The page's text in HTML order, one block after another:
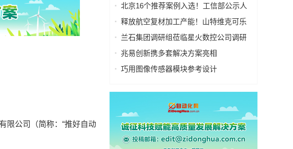
限公司（简称：“推好自动
EtherCAT、Ethernet/IP、BACnet/IP等多
种协议
技太能打！
北京16个推荐案例入选！工信部公示人
工智能应用典型案例
释放航空复材加工产能！山特维克可乐
满锯齿刃铣刀从源头解决四大铣削工艺
兰石集团调研组莅临星火数控公司调研
指导数智化转型工作
兆易创新携多套解决方案亮相
CIIF2025，助力人形机器人落地
巧用图像传感器模块参考设计
造的全流程